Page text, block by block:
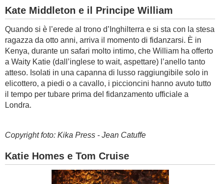
Kate Middleton e il Principe William
Quando si è l’erede al trono d’Inghilterra e si sta con la stesa
ragazza da otto anni, arriva il momento di fidanzarsi. È in
Kenya, durante un safari molto intimo, che William ha offerto
a Waity Katie (dall’inglese to wait, aspettare) l’anello tanto
atteso. Isolati in una capanna di lusso raggiungibile solo in
elicottero, a piedi o a cavallo, i piccioncini hanno avuto tutto
il tempo per tubare prima del fidanzamento ufficiale a
Londra.
Copyright foto: Kika Press - Jean Catuffe
Katie Homes e Tom Cruise